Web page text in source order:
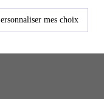
mes choix